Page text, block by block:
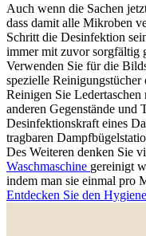
Auch wenn die Sachen
dass damit alle Mikroben
Schritt die Desinfektion
immer mit zuvor sorgfältig
Verwenden Sie für die
spezielle
Reinigen Sie
anderen Gegenstände und
Desinfektionskraft eines
tragbaren
Des Weiteren denken Sie
Waschmaschine gereinigt
indem man sie einmal pro
Entdecken Sie den